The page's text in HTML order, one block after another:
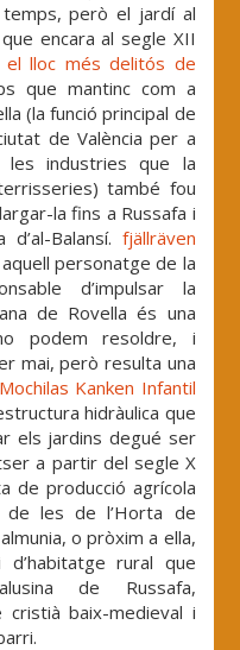
però el jardí al
encara al segle XII
lloc més delitós de
que mantinc com a
(la funció principal de
de València per a
industries que la
també fou
la fins a Russafa i
Balansí. fjällräven
personatge de la
d’impulsar la
de Rovella és una
podem resoldre, i
mai, però resulta una
Mochilas Kanken Infantil
hidràulica que
els jardins degué ser
a partir del segle X
de producció agrícola
de les de l’Horta de
o pròxim a ella,
rural que
de Russafa,
baix-medieval i